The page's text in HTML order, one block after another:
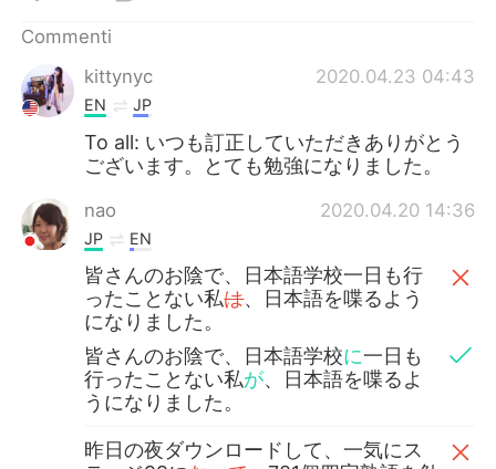
Commenti
kittynyc
2020.04.23 04:43
EN JP
To all: いつも訂正していただきありがとう
ございます。とても勉強になりました。
nao 2020.04.20 14:36
JP EN
皆さんのお陰で、日本語学校一日も行
ったことない私は、日本語を喋るよう
になりました。
皆さんのお陰で、日本語学校に一日も
行ったことない私が、日本語を喋るよ
うになりました。
昨日の夜ダウンロードして、一気にス